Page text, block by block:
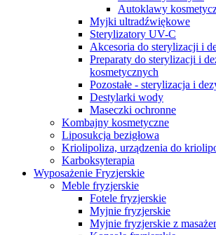
Autoklawy
Myjki ultradźwiękowe
Sterylizatory UV-C
Akcesoria do sterylizacji i
Preparaty do sterylizacji i
kosmetycznych
Pozostałe - sterylizacja i
Destylarki wody
Maseczki ochronne
Kombajny kosmetyczne
Liposukcja bezigłowa
Kriolipoliza, urządzenia do
Karboksyterapia
Wyposażenie Fryzjerskie
Meble fryzjerskie
Fotele fryzjerskie
Myjnie fryzjerskie
Myjnie fryzjerskie z